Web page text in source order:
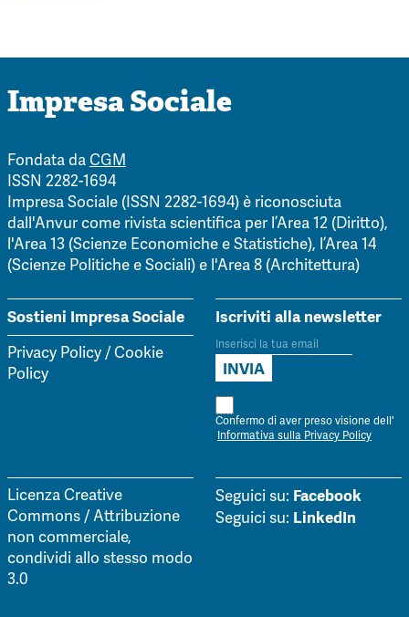
Impresa Sociale
Fondata daCGM
ISSN 2282-1694
Impresa Sociale (ISSN 2282-1694) è riconosciuta
dall'Anvur come rivista scientifica per l’Area 12 (Diritto),
l'Area 13 (Scienze Economiche e Statistiche), l’Area 14
(Scienze Politiche e Sociali) e l'Area 8 (Architettura)
Sostieni Impresa Sociale
Privacy Policy/Cookie
Policy
Iscriviti alla newsletter
Confermo di aver preso visione dell'
Informativa sulla Privacy Policy
Licenza Creative
Commons / Attribuzione
non commerciale,
condividi allo stesso modo
3.0
Seguici su: Facebook
Seguici su: LinkedIn